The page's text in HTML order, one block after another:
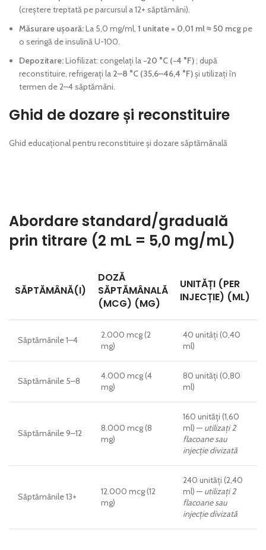
(creștere treptată pe parcursul a 12+ săptămâni).
Măsurare ușoară:La 5,0 mg/ml, 1 unitate = 0,01 ml ≈ 50 mcgpe
o seringă de insulină U-100.
Depozitare:Liofilizat: congelați la −20 °C (−4 °F); după
reconstituire, refrigerați la 2–8 °C (35,6–46,4 °F)și utilizați în
termen de 2–4 săptămâni.
Ghid de dozare și reconstituire
Ghid educațional pentru reconstituire și dozare săptămânală
Abordare standard/graduală
prin titrare (2 mL = 5,0 mg/mL)
SĂPTĂMÂNĂ(I)
DOZĂ
SĂPTĂMÂNALĂ
(MCG) (MG)
UNITĂȚI (PER
INJECȚIE) (ML)
Săptămânile 1–4
2.000 mcg (2
mg)
40 unități (0,40
ml)
Săptămânile 5–8
4.000 mcg (4
mg)
80 unități (0,80
ml)
Săptămânile 9–12
8.000 mcg (8
mg)
160 unități (1,60
ml) — utilizați 2
flacoane sau
injecție divizată
Săptămânile 13+
12.000 mcg (12
mg)
240 unități (2,40
ml) — utilizați 2
flacoane sau
injecție divizată